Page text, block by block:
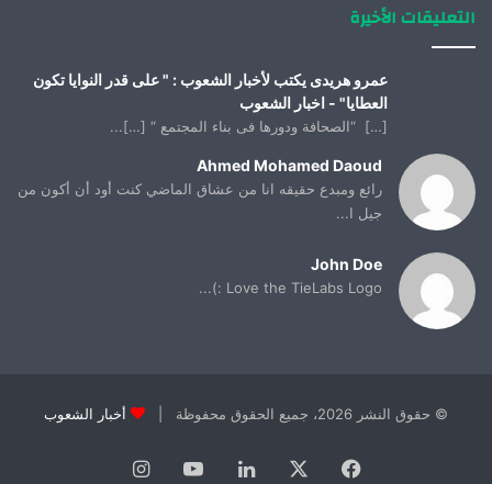
التعليقات الأخيرة
عمرو هريدى يكتب لأخبار الشعوب : " على قدر النوايا تكون
العطايا" - اخبار الشعوب
[…] “الصحافة ودورها فى بناء المجتمع “ […]...
Ahmed Mohamed Daoud
رائع ومبدع حقيقه انا من عشاق الماضي كنت أود أن أكون من
جيل ا...
John Doe
Love the TieLabs Logo :)...
© حقوق النشر 2026، جميع الحقوق محفوظة | أخبار الشعوب
فيسبوك لينكدإن يوتيوب